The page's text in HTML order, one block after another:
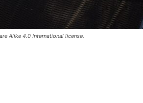
Alike 4.0 International license.